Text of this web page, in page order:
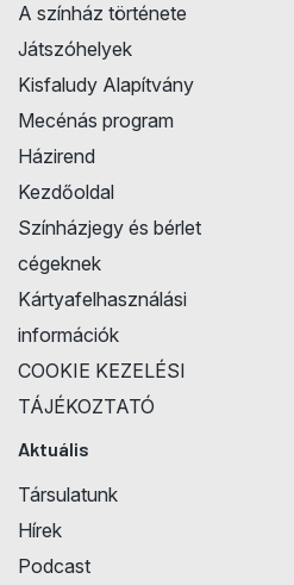
A színház története
Játszóhelyek
Kisfaludy Alapítvány
Mecénás program
Házirend
Kezdőoldal
Színházjegy és bérlet
cégeknek
Kártyafelhasználási
információk
COOKIE KEZELÉSI
TÁJÉKOZTATÓ
Aktuális
Társulatunk
Hírek
Podcast